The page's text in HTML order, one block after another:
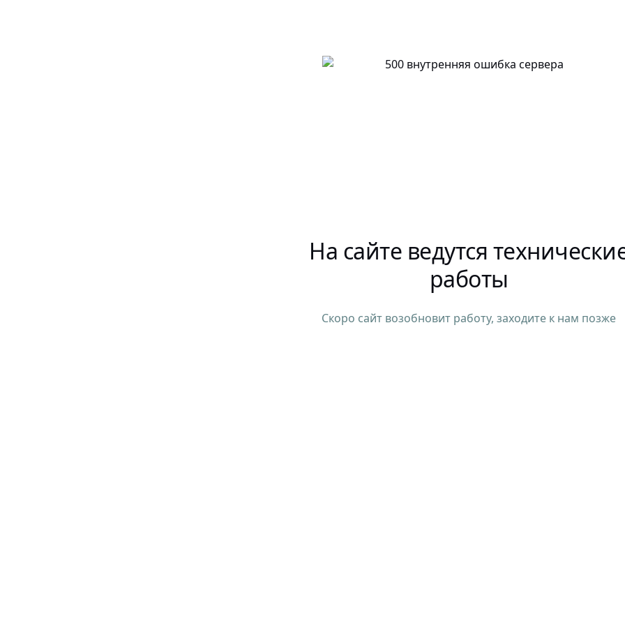
На сайте ведутся
работы
Скоро сайт возобновит работу, заходите к нам позже